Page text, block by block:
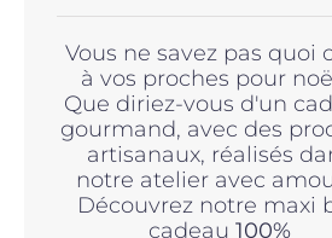
la
du
Vous ne savez pas quoi
à vos proches pour
Que diriez-vous d'un
gourmand, avec des
artisanaux, réalisés
notre atelier avec
Découvrez notre maxi
cadeau 100%